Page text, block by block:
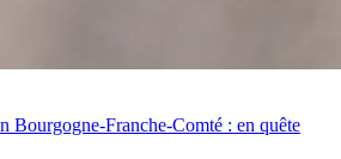
Bourgogne-Franche-Comté : en quête